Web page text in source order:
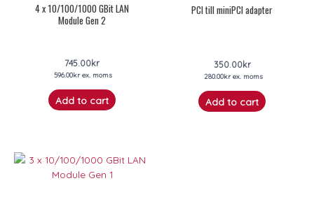
4 x 10/100/1000 GBit LAN
Module Gen 2
745.00kr
596.00krex. moms
Add to cart
PCI till miniPCI adapter
350.00kr
280.00krex. moms
Add to cart